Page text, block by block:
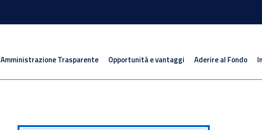
Amministrazione Trasparente Opportunità e vantaggi Aderire al Fondo